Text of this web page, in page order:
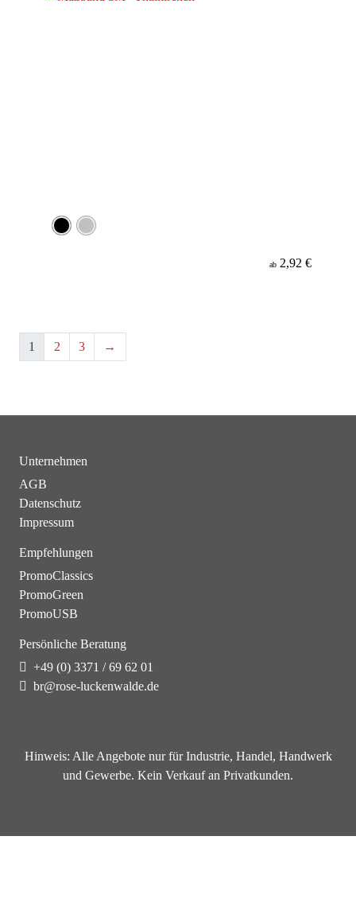
ab 2,92 €
1 2 3 →
Unternehmen
AGB
Datenschutz
Impressum
Empfehlungen
PromoClassics
PromoGreen
PromoUSB
Persönliche Beratung
+49 (0) 3371 / 69 62 01
br@rose-luckenwalde.de
Hinweis: Alle Angebote nur für Industrie, Handel, Handwerk
und Gewerbe. Kein Verkauf an Privatkunden.